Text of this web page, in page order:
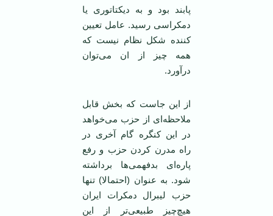
پابند بود و به دیکتاتوری یا
دمکراسی رسید. عامل تعیین
کننده شکل نظام نیست که
همه چیز از ان می‌توان
درآورد.
از این جاست که بخش قابل
ملاحظه‌ای از حزب می‌خواهد
در این کنگره گام آخری در
راه مدرن کردن حزب و رفع
پاره‌ای بدفهمی‌ها برداشته
شود. به عنوان (احتمالا) تنها
حزب لیبرال دمکرات ایران
هیچ‌چیز طبیعی‌تر از این